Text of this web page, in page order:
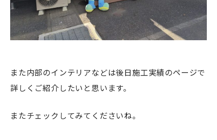
また内部のインテリアなどは後日施工実績のページで
詳しくご紹介したいと思います。
またチェックしてみてくださいね。